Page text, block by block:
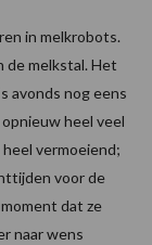
in melkrobots.
de melkstal. Het
avonds nog eens
heel veel
vermoeiend;
voor de
dat ze
naar wens